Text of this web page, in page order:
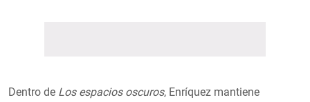
Dentro de Los espacios oscuros, Enríquez mantiene